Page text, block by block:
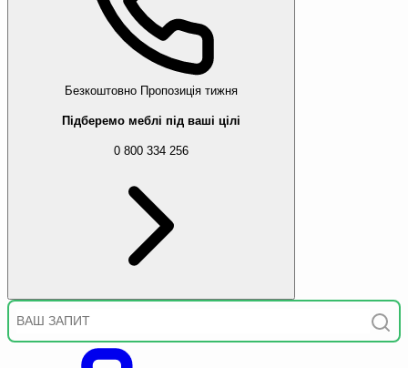
Безкоштовно Пропозиція тижня
Підберемо меблі під ваші цілі
0 800 334 256